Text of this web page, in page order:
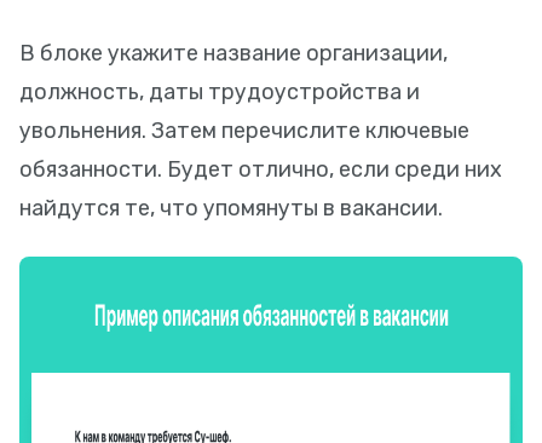
В блоке укажите название организации,
должность, даты трудоустройства и
увольнения. Затем перечислите ключевые
обязанности. Будет отлично, если среди них
найдутся те, что упомянуты в вакансии.